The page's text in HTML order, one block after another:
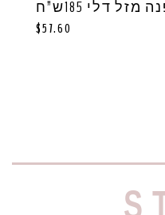
מזל דלי 185ש”ח
$57.60